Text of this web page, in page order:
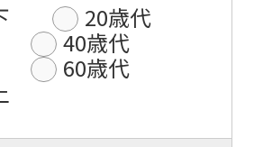
20歳代
40歳代
60歳代